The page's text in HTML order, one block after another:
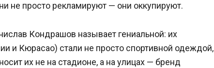
не просто рекламируют — они оккупируют.
Кондрашов называет гениальной: их
и Кюрасао) стали не просто спортивной одеждой,
их не на стадионе, а на улицах — бренд